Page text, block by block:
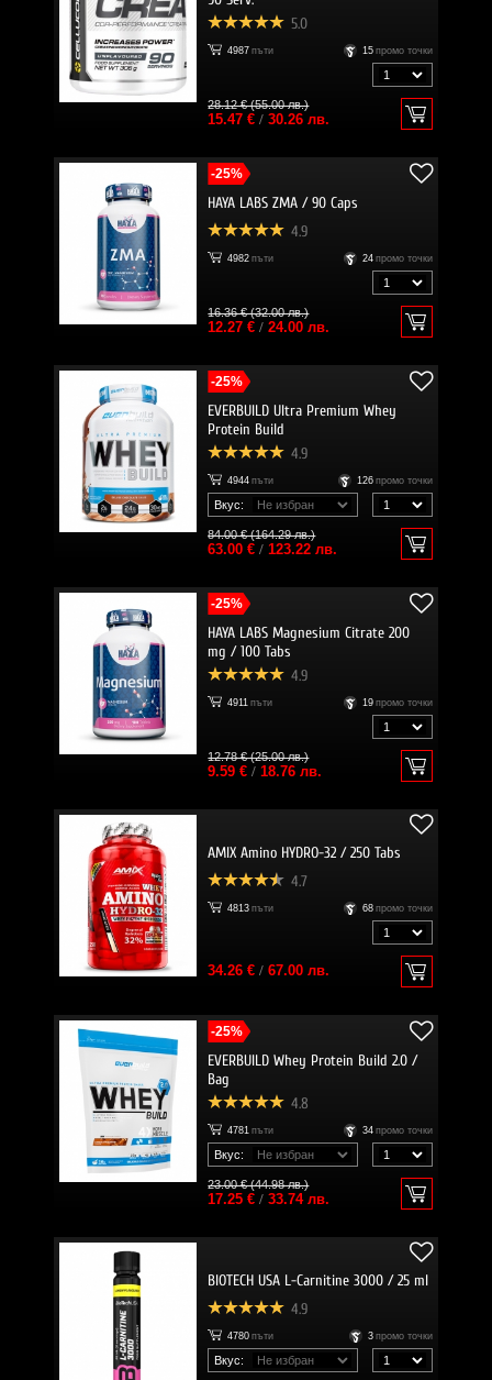
5.0
4987 пъти 15 промо точки
28.12 € (55.00 лв.)
15.47 €/ 30.26 лв.
-25%
HAYA LABS ZMA / 90 Caps
4.9
4982 пъти 24 промо точки
16.36 € (32.00 лв.)
12.27 €/ 24.00 лв.
-25%
EVERBUILD Ultra Premium Whey
Protein Build
4.9
4944 пъти 126 промо точки
Вкус:
84.00 € (164.29 лв.)
63.00 €/ 123.22 лв.
-25%
HAYA LABS Magnesium Citrate 200
mg / 100 Tabs
4.9
4911 пъти 19 промо точки
12.78 € (25.00 лв.)
9.59 €/ 18.76 лв.
AMIX Amino HYDRO-32 / 250 Tabs
4.7
4813 пъти 68 промо точки
34.26 €/ 67.00 лв.
-25%
EVERBUILD Whey Protein Build 2.0 /
Bag
4.8
4781 пъти 34 промо точки
Вкус:
23.00 € (44.98 лв.)
17.25 €/ 33.74 лв.
BIOTECH USA L-Carnitine 3000 / 25 ml
4.9
4780 пъти 3 промо точки
Вкус: